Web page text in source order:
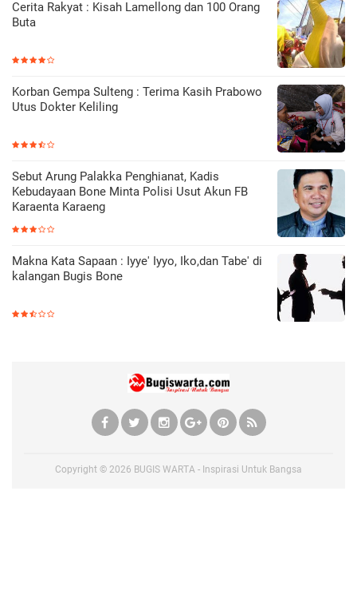
Cerita Rakyat : Kisah Lamellong dan 100 Orang
Buta
Korban Gempa Sulteng : Terima Kasih Prabowo
Utus Dokter Keliling
Sebut Arung Palakka Penghianat, Kadis
Kebudayaan Bone Minta Polisi Usut Akun FB
Karaenta Karaeng
Makna Kata Sapaan : Iyye' Iyyo, Iko,dan Tabe' di
kalangan Bugis Bone
Copyright © 2026 BUGIS WARTA - Inspirasi Untuk Bangsa